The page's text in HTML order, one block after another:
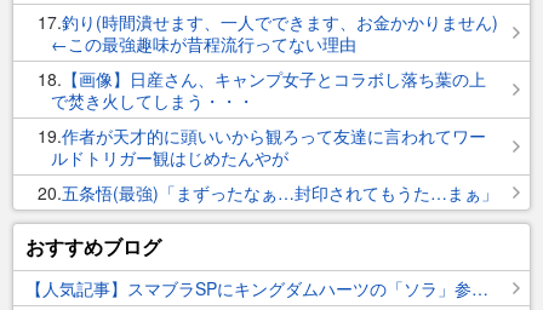
17 釣り(時間潰せます、一人でできます、お金かかりません)
←この最強趣味が昔程流行ってない理由
18
【画像】日産さん、キャンプ女子とコラボし落ち葉の上
で焚き火してしまう・・・
19 作者が天才的に頭いいから観ろって友達に言われてワー
ルドトリガー観はじめたんやが
20 五条悟(最強)「まずったなぁ…封印されてもうた…まぁ」
おすすめブログ
【人気記事】スマブラSPにキングダムハーツの「ソラ」参戦決定！！！！！